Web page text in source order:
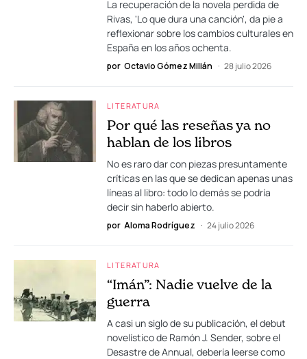
La recuperación de la novela perdida de
Rivas, 'Lo que dura una canción', da pie a
reflexionar sobre los cambios culturales en
España en los años ochenta.
por Octavio Gómez Milián 28 julio 2026
LITERATURA
Por qué las reseñas ya no
hablan de los libros
No es raro dar con piezas presuntamente
críticas en las que se dedican apenas unas
líneas al libro: todo lo demás se podría
decir sin haberlo abierto.
por Aloma Rodríguez 24 julio 2026
LITERATURA
“Imán”: Nadie vuelve de la
guerra
A casi un siglo de su publicación, el debut
novelístico de Ramón J. Sender, sobre el
Desastre de Annual, debería leerse como